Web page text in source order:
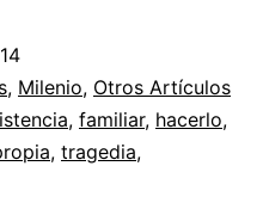
, Milenio, Otros Artículos
, familiar, hacerlo,
, tragedia,